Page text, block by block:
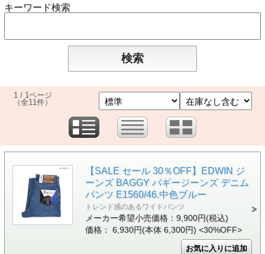
キーワード検索
1 / 1ページ
（全11件）
【SALE セール 30％OFF】EDWIN ジ
ーンズ BAGGY バギージーンズ デニム
パンツ E1560/46.中色ブルー
トレンド感のあるワイドパンツ
メーカー希望小売価格：9,900円(税込)
価格： 6,930円(本体 6,300円) <30%OFF>